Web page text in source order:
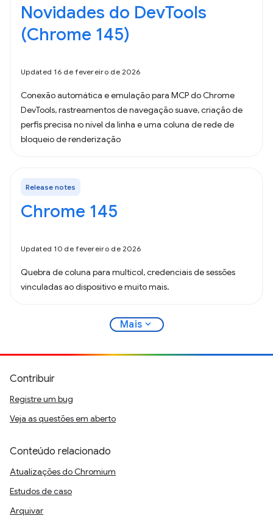
Novidades do DevTools
(Chrome 145)
Updated 16 de fevereiro de 2026
Conexão automática e emulação para MCP do Chrome
DevTools, rastreamentos de navegação suave, criação de
perfis precisa no nível da linha e uma coluna de rede de
bloqueio de renderização
Release notes
Chrome 145
Updated 10 de fevereiro de 2026
Quebra de coluna para multicol, credenciais de sessões
vinculadas ao dispositivo e muito mais.
Mais expand_more
Contribuir
Registre um bug
Veja as questões em aberto
Conteúdo relacionado
Atualizações do Chromium
Estudos de caso
Arquivar